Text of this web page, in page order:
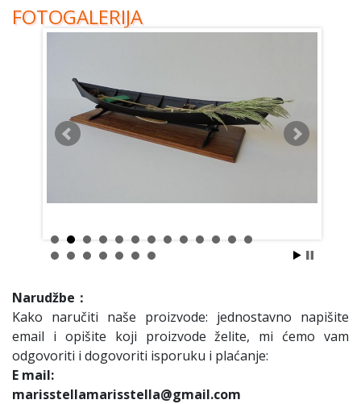
FOTOGALERIJA
Narudžbe：
Kako naručiti naše proizvode: jednostavno napišite
email i opišite koji proizvode želite, mi ćemo vam
odgovoriti i dogovoriti isporuku i plaćanje:
E mail:
marisstellamarisstella@gmail.com